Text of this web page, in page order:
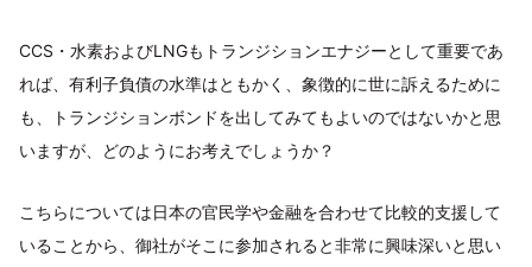
CCS・水素およびLNGもトランジションエナジーとして重要であ
れば、有利子負債の水準はともかく、象徴的に世に訴えるために
も、トランジションボンドを出してみてもよいのではないかと思
いますが、どのようにお考えでしょうか？
こちらについては日本の官民学や金融を合わせて比較的支援して
いることから、御社がそこに参加されると非常に興味深いと思い